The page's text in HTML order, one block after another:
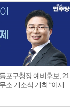
포구청장 예비후보, 21
소 개소식 개최 “이재